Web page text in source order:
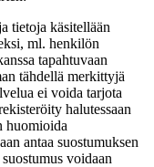
tietoja käsitellään
ml. henkilön
tapahtuvaan
tähdellä merkittyjä
ei voida tarjota
halutessaan
huomioida
antaa suostumuksen
voidaan